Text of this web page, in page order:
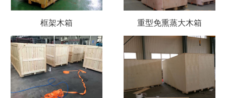
框架木箱 重型免熏蒸大木箱